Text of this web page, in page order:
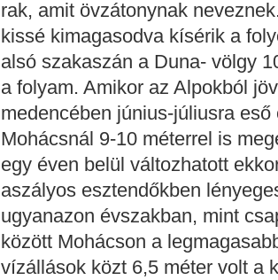
rak, amit övzátonynak
kissé kimagasodva kísérik a
alsó szakaszán a Duna- völgy
a folyam. Amikor az Alpokból
medencében június-júliusra
Mohácsnál 9-10 méterrel is
egy éven belül változhatott
aszályos esztendőkben
ugyanazon évszakban, mint
között Mohácson a
vízállások közt 6,5 méter volt a